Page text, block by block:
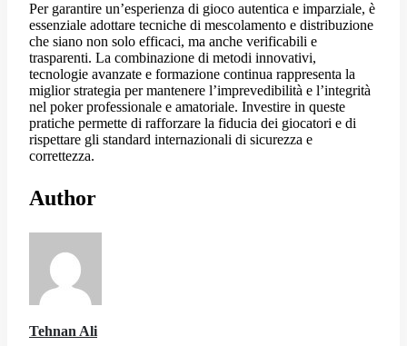
Per garantire un’esperienza di gioco autentica e imparziale, è
essenziale adottare tecniche di mescolamento e distribuzione
che siano non solo efficaci, ma anche verificabili e
trasparenti. La combinazione di metodi innovativi,
tecnologie avanzate e formazione continua rappresenta la
miglior strategia per mantenere l’imprevedibilità e l’integrità
nel poker professionale e amatoriale. Investire in queste
pratiche permette di rafforzare la fiducia dei giocatori e di
rispettare gli standard internazionali di sicurezza e
correttezza.
Author
Tehnan Ali